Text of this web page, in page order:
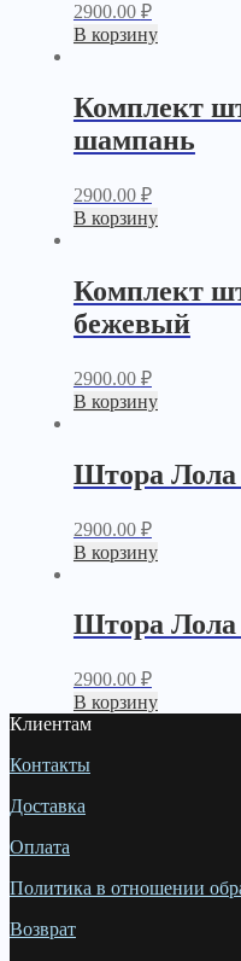
2900.00 ₽
В корзину
Комплект
шампань
2900.00 ₽
В корзину
Комплект
бежевый
2900.00 ₽
В корзину
Штора Лола
2900.00 ₽
В корзину
Штора Лола
2900.00 ₽
В корзину
Клиентам
Контакты
Доставка
Оплата
Политика в отношении
Возврат